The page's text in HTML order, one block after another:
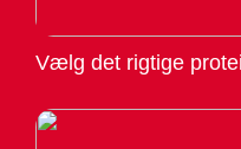
Vælg det rigtige